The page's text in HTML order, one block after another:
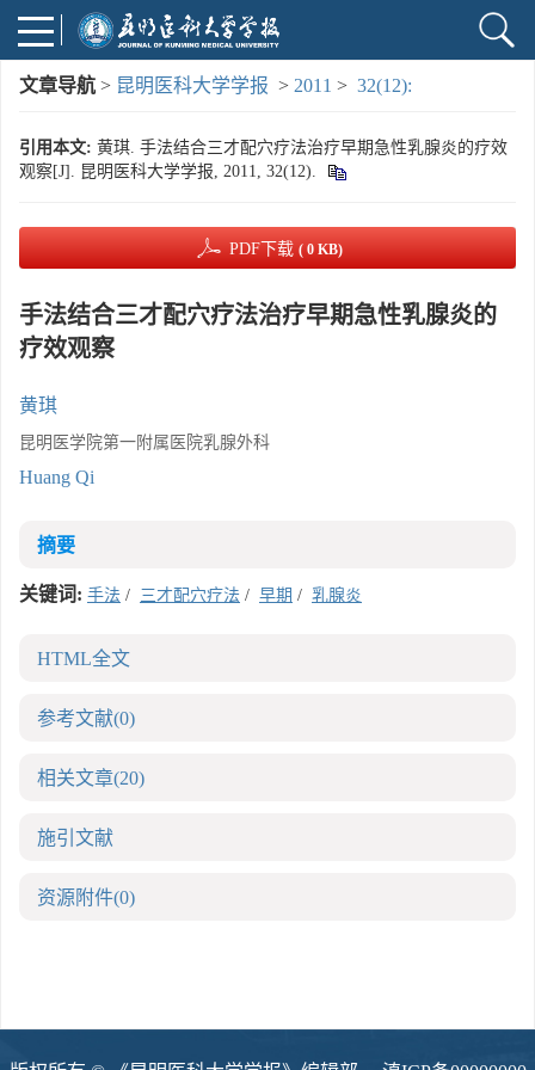
文章导航 > 昆明医科大学学报 > 2011 > 32(12):
引用本文: 黄琪. 手法结合三才配穴疗法治疗早期急性乳腺炎的疗效
观察[J]. 昆明医科大学学报, 2011, 32(12).
PDF下载 ( 0 KB)
手法结合三才配穴疗法治疗早期急性乳腺炎的
疗效观察
黄琪
昆明医学院第一附属医院乳腺外科
Huang Qi
摘要
关键词: 手法 / 三才配穴疗法 / 早期 / 乳腺炎
HTML全文
参考文献(0)
相关文章(20)
施引文献
资源附件(0)